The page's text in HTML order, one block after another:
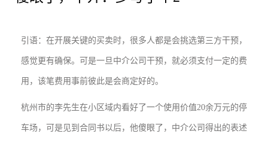
引语：在开展关键的买卖时，很多人都是会挑选第三方干预，
感觉更有确保。可是一旦中介公司干预，就必须支付一定的费
用，该笔费用事前彼此是会商定好的。
杭州市的李先生在小区域内看好了一个使用价值20余万元的停
车场，可是见到合同书以后，他傻眼了，中介公司得出的表述